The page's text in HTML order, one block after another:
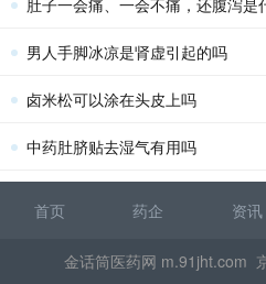
肚子一会痛、一会不痛，还腹泻是
男人手脚冰凉是肾虚引起的吗
卤米松可以涂在头皮上吗
中药肚脐贴去湿气有用吗
首页 药企 资讯
金话筒医药网 m.91jht.com